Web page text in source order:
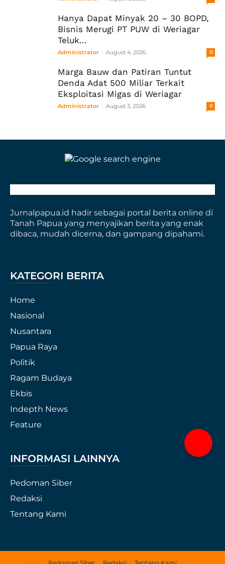
Hanya Dapat Minyak 20 – 30 BOPD,
Bisnis Merugi PT PUW di Weriagar
Teluk...
Administrator - August 4, 2026 0
Marga Bauw dan Patiran Tuntut
Denda Adat 500 Miliar Terkait
Eksploitasi Migas di Weriagar
Administrator - August 3, 2026 0
Jurnalpapua.id hadir sebagai portal berita online di
Tanah Papua yang menyajikan berita yang enak
dibaca, mudah dicerna, dan gampang dipahami.
KATEGORI BERITA
Home
Nasional
Nusantara
Papua Raya
Politik
Ragam Budaya
Ekbis
Indepth News
Feature
INFORMASI LAINNYA
Pedoman Siber
Redaksi
Tentang Kami